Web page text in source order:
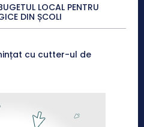
LOCAL PENTRU
DIN ȘCOLI
cu cutter-ul de